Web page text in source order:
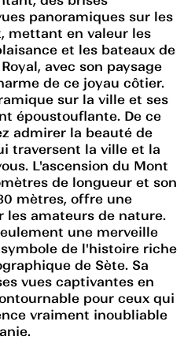
panoramiques sur les
mettant en valeur les
et les bateaux de
avec son paysage
de ce joyau côtier.
sur la ville et ses
époustouflante. De ce
admirer la beauté de
traversent la ville et la
L'ascension du Mont
de longueur et son
mètres, offre une
amateurs de nature.
une merveille
de l'histoire riche
de Sète. Sa
vues captivantes en
pour ceux qui
vraiment inoubliable